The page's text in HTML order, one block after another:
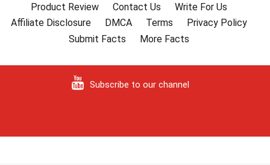
Product Review
Contact Us
Write For Us
Affiliate Disclosure
DMCA Terms
Privacy Policy
Submit Facts
More Facts
Subscribe to our channel